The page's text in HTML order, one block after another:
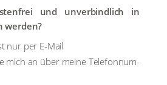
und unver­bind­lich in
wer­den?
nur per E-Mail
mich an über mei­ne Tele­fon­num­